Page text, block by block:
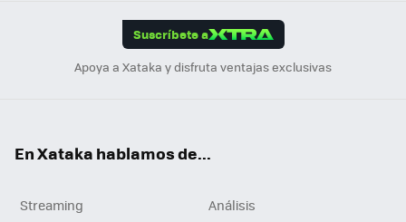
Suscríbete a
Apoya a Xataka y disfruta ventajas exclusivas
En Xataka hablamos de...
Streaming
Análisis